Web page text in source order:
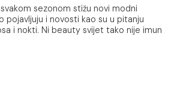
sezonom stižu novi modni
pojavljuju i novosti kao su u pitanju
i nokti. Ni beauty svijet tako nije imun